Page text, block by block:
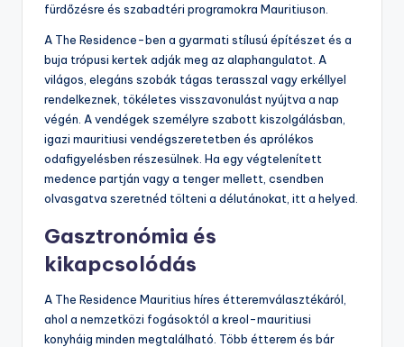
fürdőzésre és szabadtéri programokra Mauritiuson.
A The Residence-ben a gyarmati stílusú építészet és a
buja trópusi kertek adják meg az alaphangulatot. A
világos, elegáns szobák tágas terasszal vagy erkéllyel
rendelkeznek, tökéletes visszavonulást nyújtva a nap
végén. A vendégek személyre szabott kiszolgálásban,
igazi mauritiusi vendégszeretetben és aprólékos
odafigyelésben részesülnek. Ha egy végtelenített
medence partján vagy a tenger mellett, csendben
olvasgatva szeretnéd tölteni a délutánokat, itt a helyed.
Gasztronómia és
kikapcsolódás
A The Residence Mauritius híres étteremválasztékáról,
ahol a nemzetközi fogásoktól a kreol-mauritiusi
konyháig minden megtalálható. Több étterem és bár